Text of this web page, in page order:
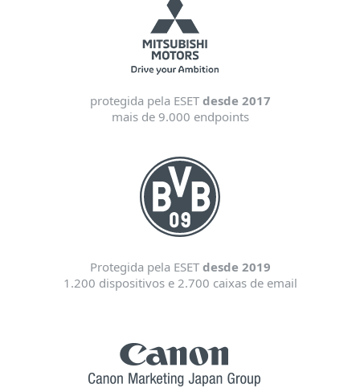
protegida pela ESET desde 2017
mais de 9.000 endpoints
Protegida pela ESET desde 2019
1.200 dispositivos e 2.700 caixas de email